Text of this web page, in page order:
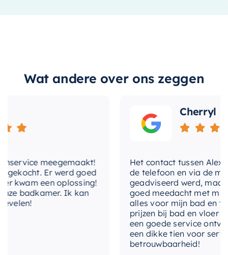
Kies voor kwaliteit, duurzaamheid en een strak
of toiletruimte een stijlvolle en functionele
ruimte.
plaats-kraangat
vorm Rechthoekig
vuilafstotend Nee
Ja
Nee
Wat andere over ons zeggen
meegemaakt!
Er werd goed
kwam een oplossing!
badkamer. Ik kan
Cherryl
Het contact tussen Alex
de telefoon en via de
geadviseerd werd, maar
goed meedacht met mij.
alles voor mijn bad en
prijzen bij bad en vloer
een goede service
een dikke tien voor
betrouwbaarheid!